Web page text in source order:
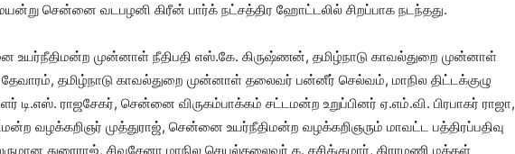
சென்னை வடபழனி கிரீன் பார்க் நட்சத்திர ஹோட்டலில் சிறப்பாக நடந்தது.
உயர்நீதிமன்ற முன்னாள் நீதிபதி எஸ்.கே. கிருஷ்ணன், தமிழ்நாடு காவல்துறை முன்னாள்
தமிழ்நாடு காவல்துறை முன்னாள் தலைவர் பன்னீர் செல்வம், மாநில திட்டக்குழு
டி.எஸ். ராஜசேகர், சென்னை விருகம்பாக்கம் சட்டமன்ற உறுப்பினர் ஏ.எம்.வி. பிரபாகர் ராஜா,
வழக்கறிஞர் முத்துராஜ், சென்னை உயர்நீதிமன்ற வழக்கறிஞரும் மாவட்ட பத்திரப்பதிவு
துரைராஜ், சிவசேனா மாநில செயல்தலைவர் க. சசிக்குமார், கிராமணி மக்கள்